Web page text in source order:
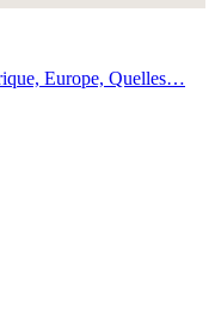
Europe, Quelles…